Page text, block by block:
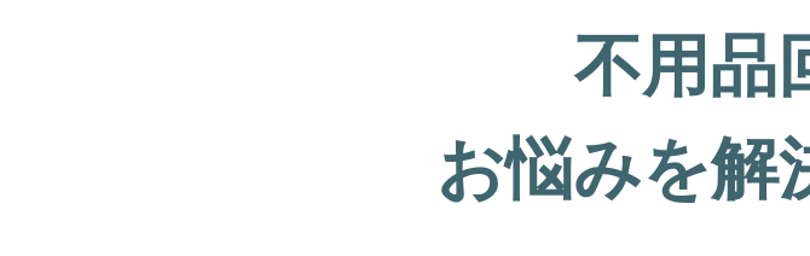
不用品
お悩みを解